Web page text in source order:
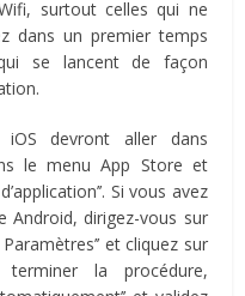
surtout celles qui ne
dans un premier temps
se lancent de façon
iOS devront aller dans
le menu App Store et
Si vous avez
Android, dirigez-vous sur
et cliquez sur
terminer la procédure,